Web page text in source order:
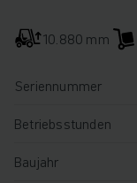
10.880 mm
Seriennummer
Betriebsstunden
Baujahr